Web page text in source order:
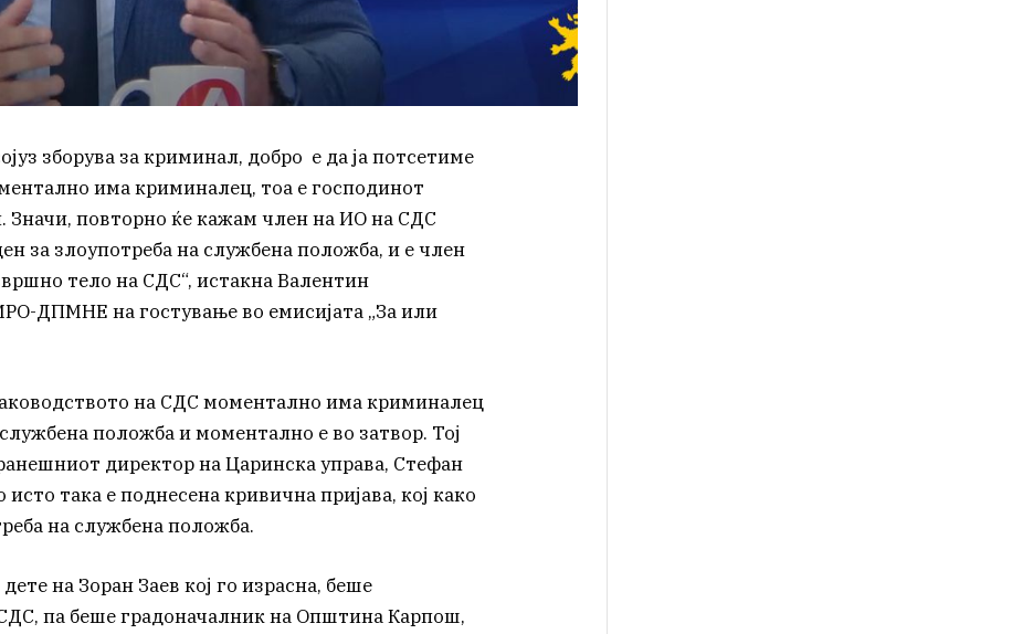
зборува за криминал, добро е да ја потсетиме
има криминалец, тоа е господинот
Значи, повторно ќе кажам член на ИО на СДС
за злоупотреба на службена положба, и е член
тело на СДС“, истакна Валентин
ДПМНЕ на гостување во емисијата „За или
на СДС моментално има криминалец
положба и моментално е во затвор. Тој
директор на Царинска управа, Стефан
така е поднесена кривична пријава, кој како
на службена положба.
на Зоран Заев кој го израсна, беше
па беше градоначалник на Општина Карпош,